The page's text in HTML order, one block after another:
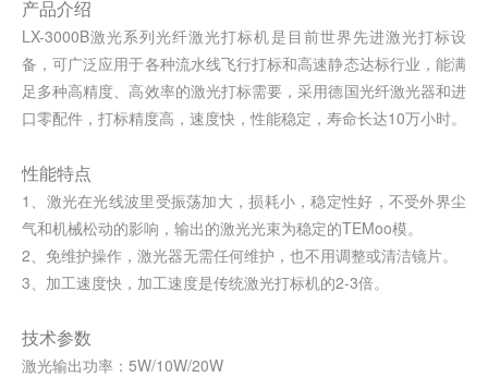
产品介绍
LX-3000B激光系列光纤激光打标机是目前世界先进激光打标设
备，可广泛应用于各种流水线飞行打标和高速静态达标行业，能满
足多种高精度、高效率的激光打标需要，采用德国光纤激光器和进
口零配件，打标精度高，速度快，性能稳定，寿命长达10万小时。
性能特点
1、激光在光线波里受振荡加大，损耗小，稳定性好，不受外界尘
气和机械松动的影响，输出的激光光束为稳定的TEMoo模。
2、免维护操作，激光器无需任何维护，也不用调整或清洁镜片。
3、加工速度快，加工速度是传统激光打标机的2-3倍。
技术参数
激光输出功率：5W/10W/20W